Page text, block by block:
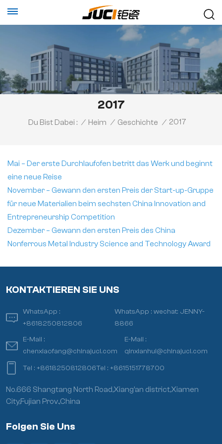
2017
Du Bist Dabei : / Heim / Geschichte / 2017
Mai – Der erste Durchlaufofen betritt das Werk und beginnt
eine neue Reise
November – Gewann den ersten Preis der Start-up-Gruppe
für neue Materialien beim sechsten China Innovation and
Entrepreneurship Competition
Dezember – Gewann den ersten Preis des China
Nonferrous Metal Industry Science and Technology Award
KONTAKTIEREN SIE UNS
WhatsApp :
+8618250812806
WhatsApp :wechat: JENNY-
8866
E-Mail :
chenxiaofang@chinajuci.com
E-Mail :
qinxianhui@chinajuci.com
Tel :+8618250812806Tel :+8615151778700
No.666 Shangtang North Road,Xiang’an district,Xiamen
City,Fujian Prov.,China
Folgen Sie Uns